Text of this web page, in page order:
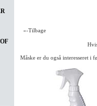
«-Tilbage
Måske er du også interesseret i